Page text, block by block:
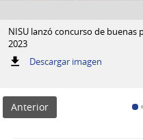
NISU lanzó concurso de buenas
2023
Descargar imagen:
Anterior